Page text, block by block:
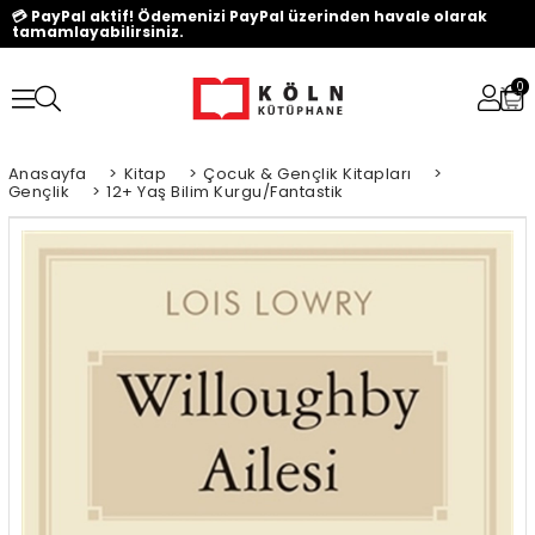
💳 PayPal aktif! Ödemenizi PayPal üzerinden havale olarak
tamamlayabilirsiniz.
0
Anasayfa > Kitap > Çocuk & Gençlik Kitapları >
Gençlik > 12+ Yaş Bilim Kurgu/Fantastik